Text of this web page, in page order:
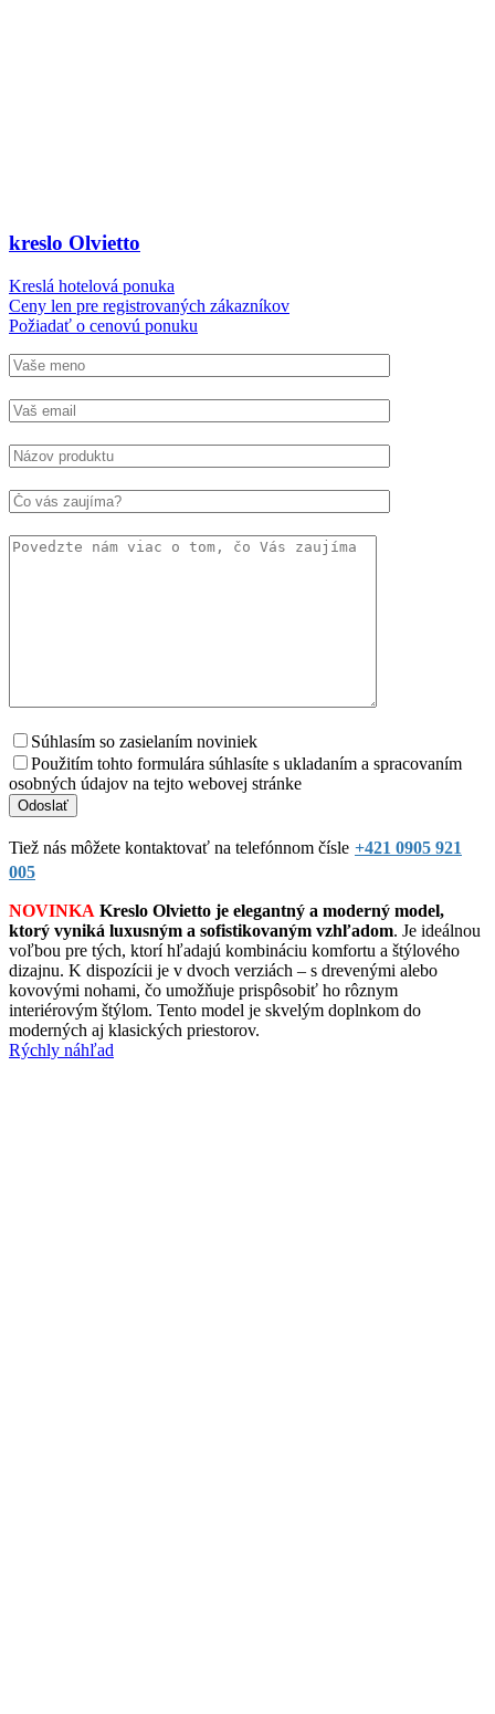
kreslo Olvietto
Kreslá hotelová ponuka
Ceny len pre registrovaných zákazníkov
Požiadať o cenovú ponuku
Súhlasím so zasielaním noviniek
Použitím tohto formulára súhlasíte s ukladaním a spracovaním
osobných údajov na tejto webovej stránke
Tiež nás môžete kontaktovať na telefónnom čísle +421 0905 921
005
NOVINKA Kreslo Olvietto je elegantný a moderný model,
ktorý vyniká luxusným a sofistikovaným vzhľadom. Je ideálnou
voľbou pre tých, ktorí hľadajú kombináciu komfortu a štýlového
dizajnu. K dispozícii je v dvoch verziách – s drevenými alebo
kovovými nohami, čo umožňuje prispôsobiť ho rôznym
interiérovým štýlom. Tento model je skvelým doplnkom do
moderných aj klasických priestorov.
Rýchly náhľad